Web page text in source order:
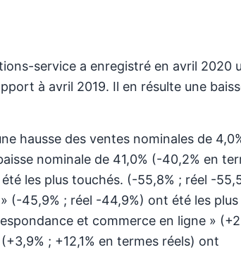
service a enregistré en avril 2020
à avril 2019. Il en résulte une
hausse des ventes nominales de
nominale de 41,0% (-40,2% en
les plus touchés. (-55,8% ; réel -
(-45,9% ; réel -44,9%) ont été les plus
et commerce en ligne »
; +12,1% en termes réels) ont